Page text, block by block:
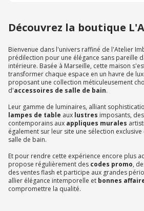
Découvrez la boutique
Bienvenue dans l'univers raffiné de l'Atelier
prédilection pour une élégance sans pareille
intérieure. Basée à Marseille, cette maison
transformer chaque espace en un havre de
proposant une collection méticuleusement
d'accessoires de salle de bain.
Leur gamme de luminaires, alliant
lampes de table aux lustres imposants,
contemporains aux appliques murales
également sur leur site une sélection
salle de bain.
Et pour rendre cette expérience encore plus
propose régulièrement des codes promo,
des ventes flash et participe aux grandes
allier élégance intemporelle et bonnes
compromettre la qualité.